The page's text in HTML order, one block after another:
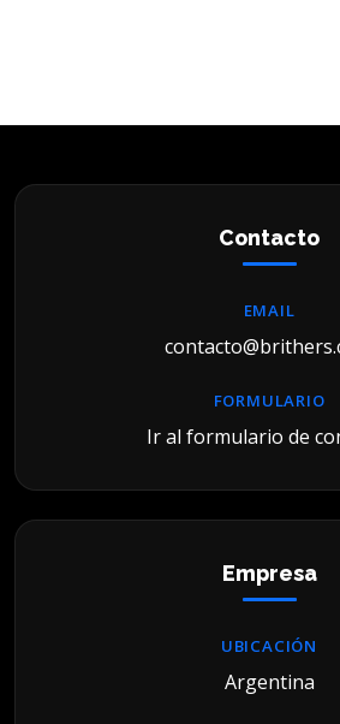
Contacto
EMAIL
FORMULARIO
Ir al formulario de
Empresa
UBICACIÓN
Argentina